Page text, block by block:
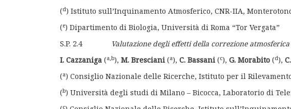
(d) Istituto sull’Inquinamento Atmosferico, CNR-IIA,
(e) Dipartimento di Biologia, Università di Roma “Tor Vergata”
S.P. 2.4
Valutazione degli effetti della correzione
I. Cazzaniga (a,b), M. Bresciani (a), C. Bassani (c), G. Morabito (d),
(a) Consiglio Nazionale delle Ricerche, Istituto per il
(b) Università degli studi di Milano – Bicocca, Laboratorio di
c